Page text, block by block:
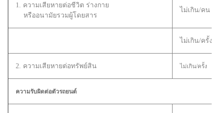
1. ความเสียหายต่อชีวิต ร่างกาย
หรืออนามัยรวมผู้โดยสาร
ไม่เกิน/คน
ไม่เกิน/ครั้ง
2. ความเสียหายต่อทรัพย์สิน ไม่เกิน/ครั้ง
ความรับผิดต่อตัวรถยนต์